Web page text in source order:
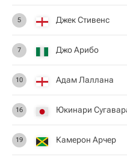
5 Джек Стивенс
7 Джо Арибо
10 Адам Лаллана
16 Юкинари
19 Камерон Арчер